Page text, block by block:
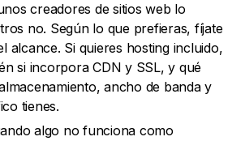
creadores de sitios web lo
no. Según lo que prefieras, fíjate
alcance. Si quieres hosting incluido,
si incorpora CDN y SSL, y qué
ancho de banda y
tienes.
algo no funciona como